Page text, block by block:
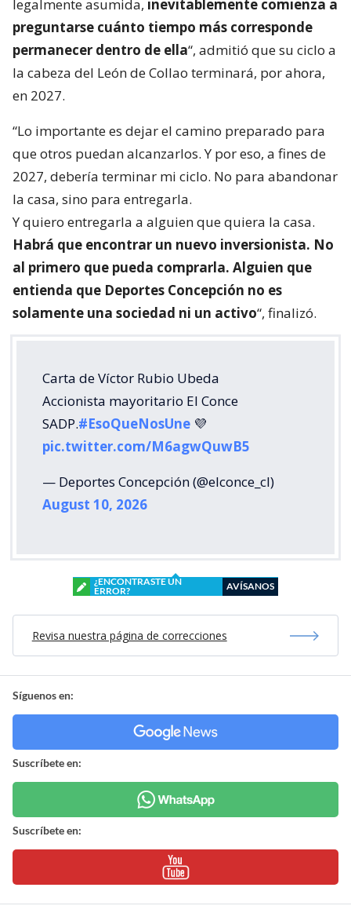
legalmente asumida, inevitablemente comienza a
preguntarse cuánto tiempo más corresponde
permanecer dentro de ella“, admitió que su ciclo a
la cabeza del León de Collao terminará, por ahora,
en 2027.
“Lo importante es dejar el camino preparado para
que otros puedan alcanzarlos. Y por eso, a fines de
2027, debería terminar mi ciclo. No para abandonar
la casa, sino para entregarla.
Y quiero entregarla a alguien que quiera la casa.
Habrá que encontrar un nuevo inversionista. No
al primero que pueda comprarla. Alguien que
entienda que Deportes Concepción no es
solamente una sociedad ni un activo“, finalizó.
Carta de Víctor Rubio Ubeda
Accionista mayoritario El Conce
SADP.#EsoQueNosUne 💜
pic.twitter.com/M6agwQuwB5
— Deportes Concepción (@elconce_cl)
August 10, 2026
¿ENCONTRASTE UN
ERROR?
AVÍSANOS
Revisa nuestra página de correcciones
Síguenos en:
Suscríbete en:
Suscríbete en: